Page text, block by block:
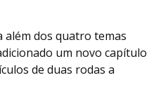
além dos quatro temas
um novo capítulo
de duas rodas a